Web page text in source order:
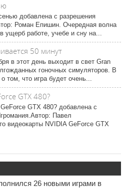
добавлена с разрешения
Роман Епишин. Очередная волна
ущерб работе, учебе и сну на...
50 минут
в этот день выходит в свет Gran
гоночных симуляторов. В
том, что игра будет очень...
GTX 480?
GTX 480? добавлена с
Павел
видеокарты NVIDIA GeForce GTX
26 новыми играми в